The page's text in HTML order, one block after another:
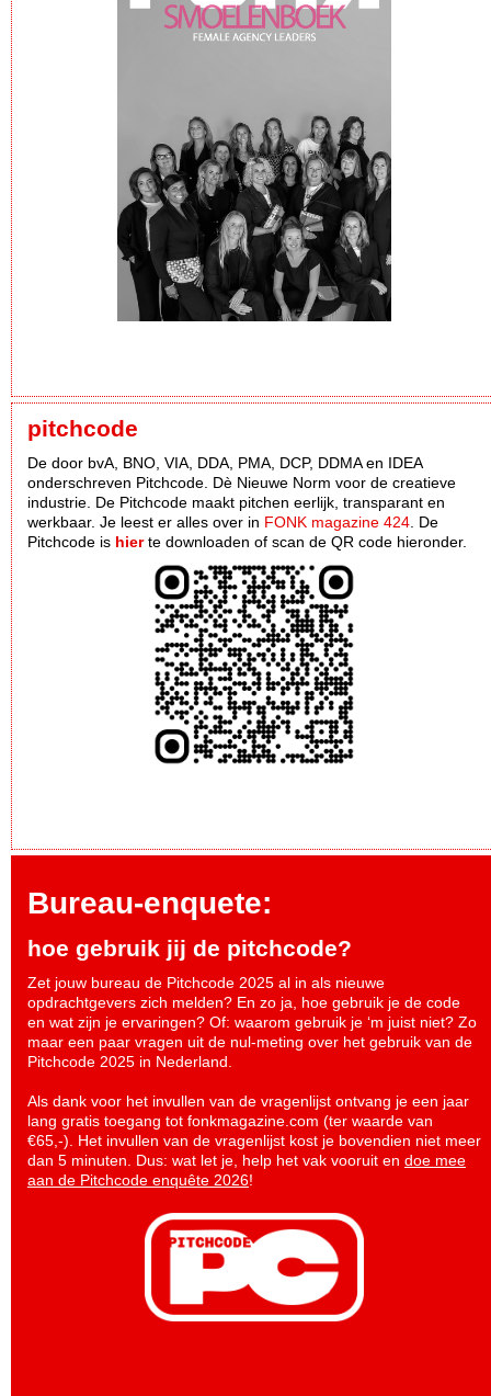
pitchcode
De door bvA, BNO, VIA, DDA, PMA, DCP, DDMA en IDEA
onderschreven Pitchcode. Dè Nieuwe Norm voor de creatieve
industrie. De Pitchcode maakt pitchen eerlijk, transparant en
werkbaar. Je leest er alles over in FONK magazine 424 . De
Pitchcode is hierte downloaden of scan de QR code hieronder.
Bureau-enquete:
hoe gebruik jij de pitchcode?
Zet jouw bureau de Pitchcode 2025 al in als nieuwe
opdrachtgevers zich melden? En zo ja, hoe gebruik je de code
en wat zijn je ervaringen? Of: waarom gebruik je ‘m juist niet? Zo
maar een paar vragen uit de nul-meting over het gebruik van de
Pitchcode 2025 in Nederland.
Als dank voor het invullen van de vragenlijst ontvang je een jaar
lang gratis toegang tot fonkmagazine.com (ter waarde van
€65,-). Het invullen van de vragenlijst kost je bovendien niet meer
dan 5 minuten. Dus: wat let je, help het vak vooruit en doe mee
aan de Pitchcode enquête 2026!